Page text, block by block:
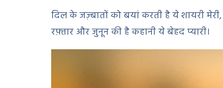
दिल के जज़्बातों को बयां करती है ये शायरी मेरी,
रफ़्तार और जुनून की है कहानी ये बेहद प्यारी।